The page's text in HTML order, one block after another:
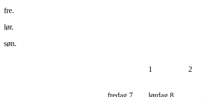
fre.
lør.
søn.
1 2
fredag 7
lørdag 8